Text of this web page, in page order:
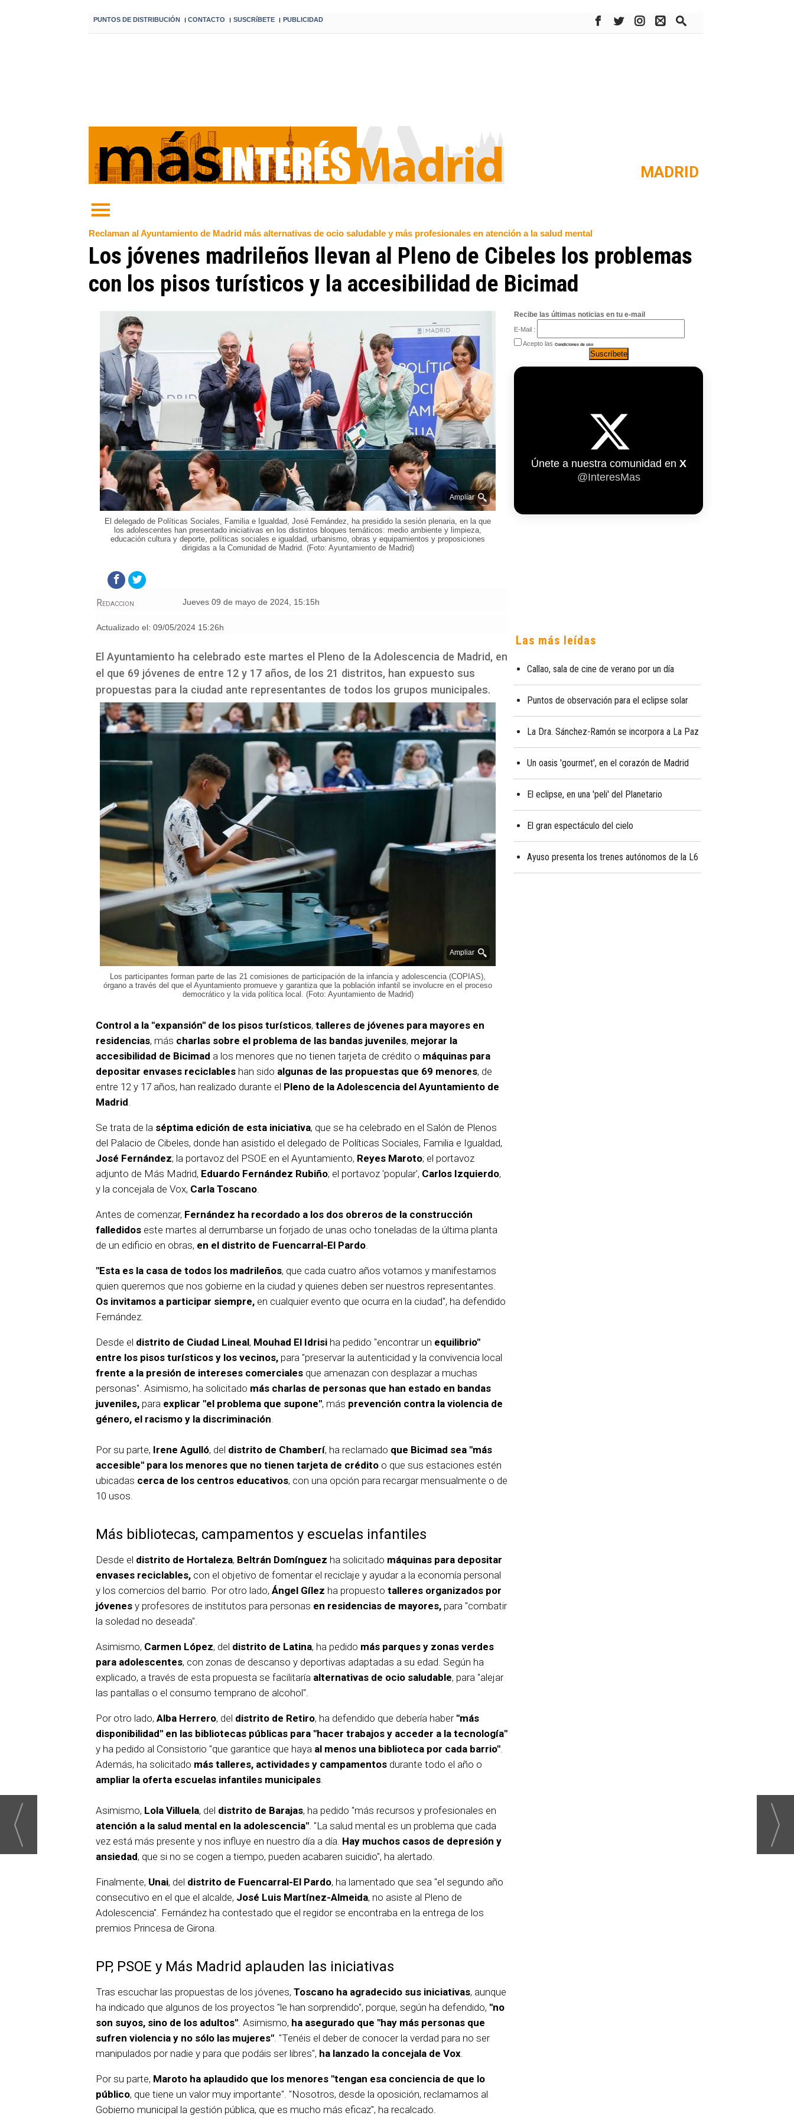
PUNTOS DE DISTRIBUCIÓN I CONTACTO I SUSCRíBETE I PUBLICIDAD
MADRID
Reclaman al Ayuntamiento de Madrid más alternativas de ocio saludable y más profesionales en atención a la salud mental
Los jóvenes madrileños llevan al Pleno de Cibeles los problemas
con los pisos turísticos y la accesibilidad de Bicimad
Ampliar
El delegado de Políticas Sociales, Familia e Igualdad, José Fernández, ha presidido la sesión plenaria, en la que
los adolescentes han presentado iniciativas en los distintos bloques temáticos: medio ambiente y limpieza,
educación cultura y deporte, políticas sociales e igualdad, urbanismo, obras y equipamientos y proposiciones
dirigidas a la Comunidad de Madrid. (Foto: Ayuntamiento de Madrid)
jueves 09 de mayo de 2024, 15:15h
Redaccion
Actualizado el: 09/05/2024 15:26h
El Ayuntamiento ha celebrado este martes el Pleno de la Adolescencia de Madrid, en
el que 69 jóvenes de entre 12 y 17 años, de los 21 distritos, han expuesto sus
propuestas para la ciudad ante representantes de todos los grupos municipales.
Ampliar
Los participantes forman parte de las 21 comisiones de participación de la infancia y adolescencia (COPIAS),
órgano a través del que el Ayuntamiento promueve y garantiza que la población infantil se involucre en el proceso
democrático y la vida política local. (Foto: Ayuntamiento de Madrid)
Control a la "expansión" de los pisos turísticos, talleres de jóvenes para mayores en
residencias, más charlas sobre el problema de las bandas juveniles, mejorar la
accesibilidad de Bicimad a los menores que no tienen tarjeta de crédito o máquinas para
depositar envases reciclables han sido algunas de las propuestas que 69 menores, de
entre 12 y 17 años, han realizado durante el Pleno de la Adolescencia del Ayuntamiento de
Madrid.
Se trata de la séptima edición de esta iniciativa, que se ha celebrado en el Salón de Plenos
del Palacio de Cibeles, donde han asistido el delegado de Políticas Sociales, Familia e Igualdad,
José Fernández; la portavoz del PSOE en el Ayuntamiento, Reyes Maroto; el portavoz
adjunto de Más Madrid, Eduardo Fernández Rubiño; el portavoz 'popular', Carlos Izquierdo,
y la concejala de Vox, Carla Toscano.
Antes de comenzar, Fernández ha recordado a los dos obreros de la construcción
falledidos este martes al derrumbarse un forjado de unas ocho toneladas de la última planta
de un edificio en obras, en el distrito de Fuencarral-El Pardo.
"Esta es la casa de todos los madrileños, que cada cuatro años votamos y manifestamos
quien queremos que nos gobierne en la ciudad y quienes deben ser nuestros representantes.
Os invitamos a participar siempre, en cualquier evento que ocurra en la ciudad", ha defendido
Fernández.
Desde el distrito de Ciudad Lineal, Mouhad El Idrisi ha pedido "encontrar un equilibrio"
entre los pisos turísticos y los vecinos, para "preservar la autenticidad y la convivencia local
frente a la presión de intereses comerciales que amenazan con desplazar a muchas
personas". Asimismo, ha solicitado más charlas de personas que han estado en bandas
juveniles, para explicar "el problema que supone", más prevención contra la violencia de
género, el racismo y la discriminación.
Por su parte, Irene Agulló, del distrito de Chamberí, ha reclamado que Bicimad sea "más
accesible" para los menores que no tienen tarjeta de crédito o que sus estaciones estén
ubicadas cerca de los centros educativos, con una opción para recargar mensualmente o de
10 usos.
Más bibliotecas, campamentos y escuelas infantiles
Desde el distrito de Hortaleza, Beltrán Domínguez ha solicitado máquinas para depositar
envases reciclables, con el objetivo de fomentar el reciclaje y ayudar a la economía personal
y los comercios del barrio. Por otro lado, Ángel Gílez ha propuesto talleres organizados por
jóvenes y profesores de institutos para personas en residencias de mayores, para "combatir
la soledad no deseada".
Asimismo, Carmen López, del distrito de Latina, ha pedido más parques y zonas verdes
para adolescentes, con zonas de descanso y deportivas adaptadas a su edad. Según ha
explicado, a través de esta propuesta se facilitaría alternativas de ocio saludable, para "alejar
las pantallas o el consumo temprano de alcohol".
Por otro lado, Alba Herrero, del distrito de Retiro, ha defendido que debería haber "más
disponibilidad" en las bibliotecas públicas para "hacer trabajos y acceder a la tecnología"
y ha pedido al Consistorio "que garantice que haya al menos una biblioteca por cada barrio".
Además, ha solicitado más talleres, actividades y campamentos durante todo el año o
ampliar la oferta escuelas infantiles municipales.
Asimismo, Lola Villuela, del distrito de Barajas, ha pedido "más recursos y profesionales en
atención a la salud mental en la adolescencia". "La salud mental es un problema que cada
vez está más presente y nos influye en nuestro día a día. Hay muchos casos de depresión y
ansiedad, que si no se cogen a tiempo, pueden acabaren suicidio", ha alertado.
Finalmente, Unai, del distrito de Fuencarral-El Pardo, ha lamentado que sea "el segundo año
consecutivo en el que el alcalde, José Luis Martínez-Almeida, no asiste al Pleno de
Adolescencia". Fernández ha contestado que el regidor se encontraba en la entrega de los
premios Princesa de Girona.
PP, PSOE y Más Madrid aplauden las iniciativas
Tras escuchar las propuestas de los jóvenes, Toscano ha agradecido sus iniciativas, aunque
ha indicado que algunos de los proyectos "le han sorprendido", porque, según ha defendido, "no
son suyos, sino de los adultos". Asimismo, ha asegurado que "hay más personas que
sufren violencia y no sólo las mujeres". "Tenéis el deber de conocer la verdad para no ser
manipulados por nadie y para que podáis ser libres", ha lanzado la concejala de Vox.
Por su parte, Maroto ha aplaudido que los menores "tengan esa conciencia de que lo
público, que tiene un valor muy importante". "Nosotros, desde la oposición, reclamamos al
Gobierno municipal la gestión pública, que es mucho más eficaz", ha recalcado.
Recibe las últimas noticias en tu e-mail
E-Mail :
Acepto las Condiciones de uso
Únete a nuestra comunidad en X
@InteresMas
Las más leídas
Callao, sala de cine de verano por un día
Puntos de observación para el eclipse solar
La Dra. Sánchez-Ramón se incorpora a La Paz
Un oasis 'gourmet', en el corazón de Madrid
El eclipse, en una 'peli' del Planetario
El gran espectáculo del cielo
Ayuso presenta los trenes autónomos de la L6